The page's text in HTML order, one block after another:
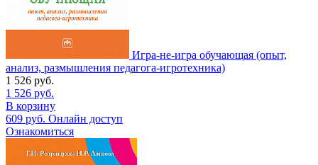
Игра-не-игра обучающая (опыт,
анализ, размышления педагога-игротехника)
1 526 руб.
1 526 руб.
В корзину
609 руб. Онлайн доступ
Ознакомиться